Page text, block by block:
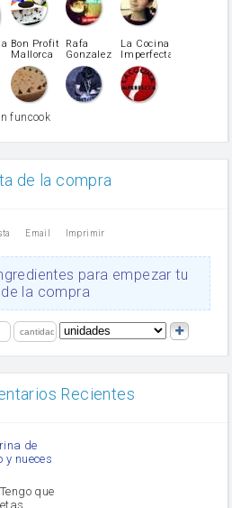
Bon Profit
Mallorca
Rafa
Gonzalez
La Cocina
Imperfecta
funcook
de la compra
Email Imprimir
para empezar tu
la compra
Recientes
de
y nueces
que